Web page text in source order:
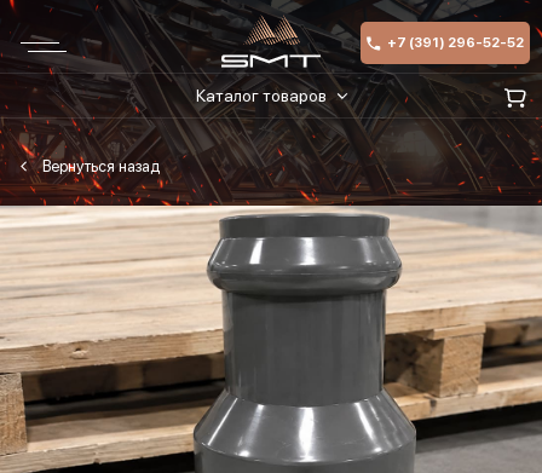
+7 (391) 296-52-52
Каталог товаров